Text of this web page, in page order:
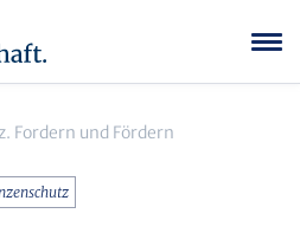
Fordern und Fördern